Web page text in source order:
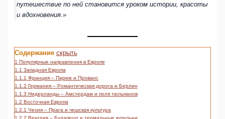
путешествие по ней становится уроком истории, красоты
и вдохновения.»
Содержание скрыть
1 Популярные направления в Европе
1.1 Западная Европа
1.1.1 Франция – Париж и Прованс
1.1.2 Германия – Романтическая дорога и Берлин
1.1.3 Нидерланды – Амстердам и поля тюльпанов
1.2 Восточная Европа
1.2.1 Чехия – Прага и чешская культура